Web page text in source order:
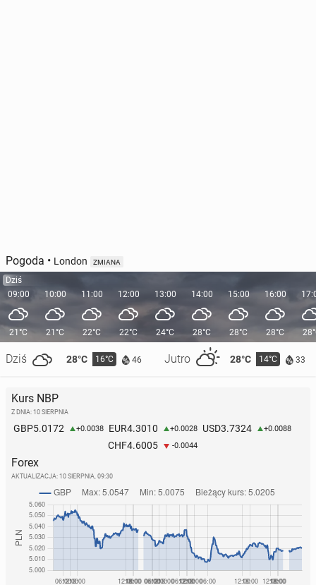
Pogoda • London ZMIANA
Dziś
09:00
21°C
Dziś 28°C 16°C 46 Jutro 28°C 14°C 33
10:00
21°C
11:00
22°C
12:00
22°C
13:00
24°C
14:00
28°C
15:00
28°C
16:00
28°C
Kurs NBP
Z DNIA: 10 SIERPNIA
GBP5.0172 +0.0038 EUR4.3010 +0.0028 USD3.7324 +0.0088
CHF4.6005 -0.0044
Forex
AKTUALIZACJA: 10 SIERPNIA, 09:30